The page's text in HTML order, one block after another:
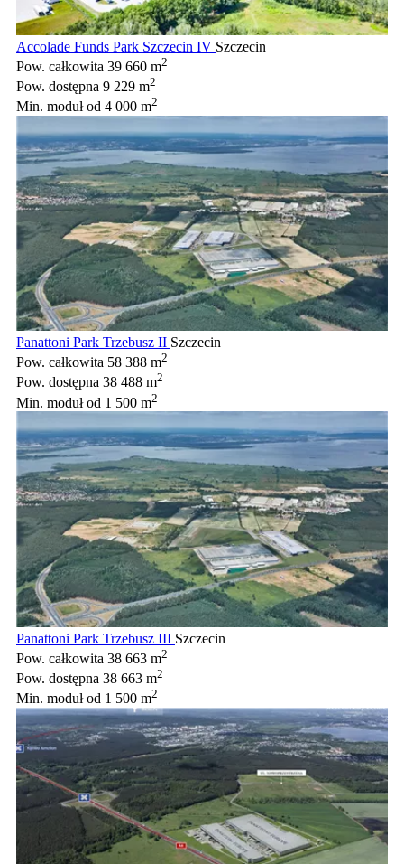
Accolade Funds Park Szczecin IV Szczecin
Pow. całkowita 39 660 m2
Pow. dostępna 9 229 m2
Min. modułod 4 000 m2
Panattoni Park Trzebusz II Szczecin
Pow. całkowita 58 388 m2
Pow. dostępna 38 488 m2
Min. modułod 1 500 m2
Panattoni Park Trzebusz III Szczecin
Pow. całkowita 38 663 m2
Pow. dostępna 38 663 m2
Min. modułod 1 500 m2